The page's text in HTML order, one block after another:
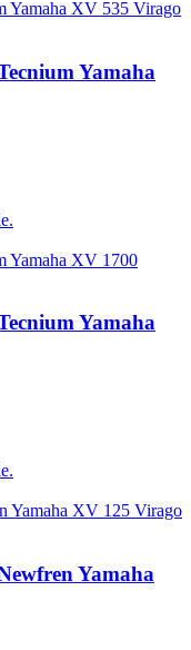
Yamaha
Yamaha
Yamaha